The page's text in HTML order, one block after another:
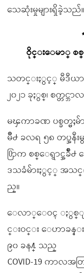
သေဆုံးမှုများရှိခဲ့သည်။
ဝိုင္းေမာ္ စစ္
သတင္းႏွင့္ မီဒီယာ
၂၀၂၁ ခုႏွစ္၊ စက္တင္ဘ
မၾကာခဏ ပစ္ခတ္မ
မိဳ႕ ခလရ ၅၈ တပ္အနီ
႐ြာက စစ္ေရွာင္အ
ဒသခံမ်ားႏွင့္ အသ
ည္။
ေလာ္ေဝၚ ႏွစ္ျ
င္းဝင္း ေဟာခန္
၉၀ ခန႔္ သည္
COVID-19 ကာ